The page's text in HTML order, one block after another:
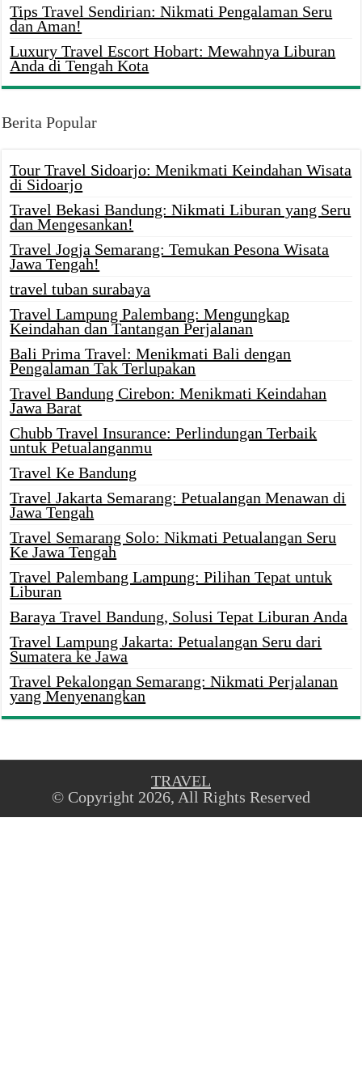
Tips Travel Sendirian: Nikmati Pengalaman Seru
dan Aman!
Luxury Travel Escort Hobart: Mewahnya Liburan
Anda di Tengah Kota
Berita Popular
Tour Travel Sidoarjo: Menikmati Keindahan Wisata
di Sidoarjo
Travel Bekasi Bandung: Nikmati Liburan yang Seru
dan Mengesankan!
Travel Jogja Semarang: Temukan Pesona Wisata
Jawa Tengah!
travel tuban surabaya
Travel Lampung Palembang: Mengungkap
Keindahan dan Tantangan Perjalanan
Bali Prima Travel: Menikmati Bali dengan
Pengalaman Tak Terlupakan
Travel Bandung Cirebon: Menikmati Keindahan
Jawa Barat
Chubb Travel Insurance: Perlindungan Terbaik
untuk Petualanganmu
Travel Ke Bandung
Travel Jakarta Semarang: Petualangan Menawan di
Jawa Tengah
Travel Semarang Solo: Nikmati Petualangan Seru
Ke Jawa Tengah
Travel Palembang Lampung: Pilihan Tepat untuk
Liburan
Baraya Travel Bandung, Solusi Tepat Liburan Anda
Travel Lampung Jakarta: Petualangan Seru dari
Sumatera ke Jawa
Travel Pekalongan Semarang: Nikmati Perjalanan
yang Menyenangkan
TRAVEL
© Copyright 2026, All Rights Reserved